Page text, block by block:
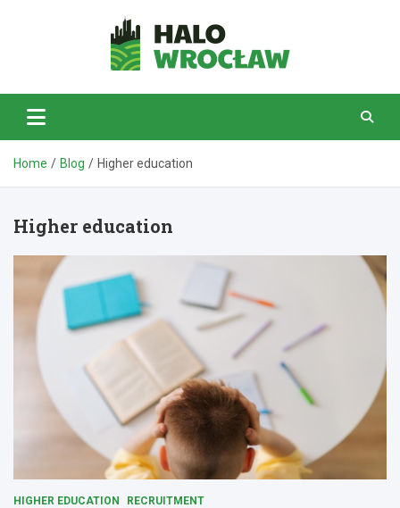
HaloWrocław.pl
Home Blog Higher education
Higher education
HIGHER EDUCATION RECRUITMENT